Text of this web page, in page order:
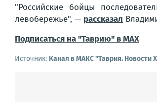
"Российские бойцы
левобережье", — рассказал
Подписаться на "Таврию" в MAX
Источник: Канал в МАКС "Таврия. Новости